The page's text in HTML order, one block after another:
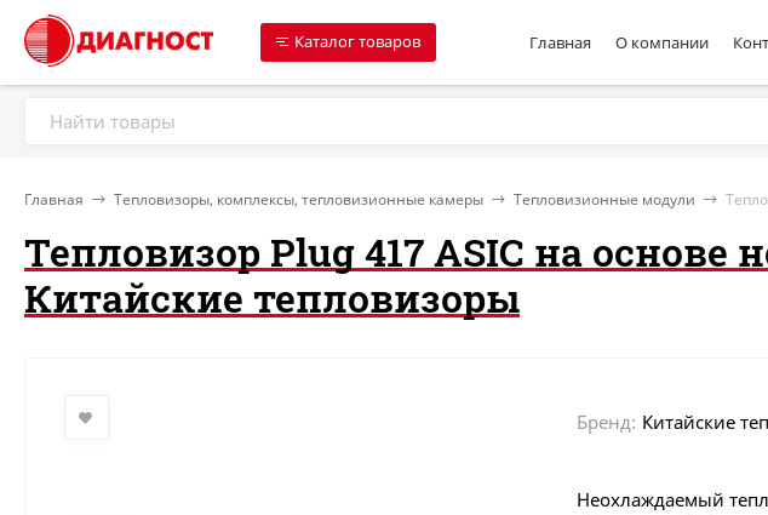
Каталог товаров Главная О компании
Главная Тепловизоры, комплексы, тепловизионные камеры Тепловизионные модули
Тепловизор Plug 417 ASIC на
Китайские тепловизоры
Бренд: Китайские
Неохлаждаемый